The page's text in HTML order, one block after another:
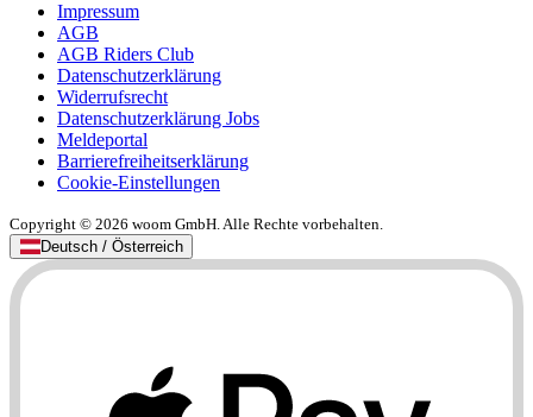
Impressum
AGB
AGB Riders Club
Datenschutzerklärung
Widerrufsrecht
Datenschutzerklärung Jobs
Meldeportal
Barrierefreiheitserklärung
Cookie-Einstellungen
Copyright © 2026 woom GmbH. Alle Rechte vorbehalten.
Deutsch / Österreich